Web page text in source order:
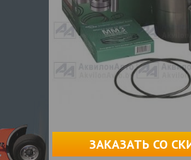
ЗАКАЗАТЬ СО